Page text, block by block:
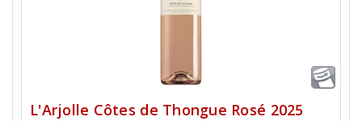
L'Arjolle Côtes de Thongue Rosé 2025